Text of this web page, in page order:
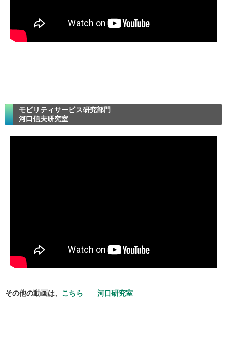
モビリティサービス研究部門
河口信夫研究室
その他の動画は、 こちら 河口研究室